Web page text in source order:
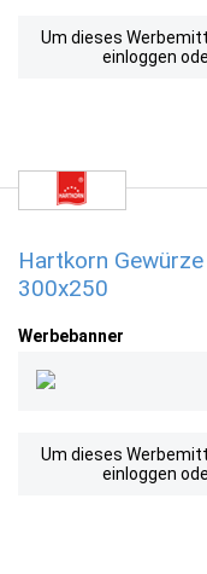
Um dieses
einloggen
Hartkorn
300x250
Werbebanner
Um dieses
einloggen